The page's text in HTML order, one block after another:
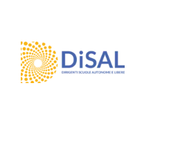
contenuto